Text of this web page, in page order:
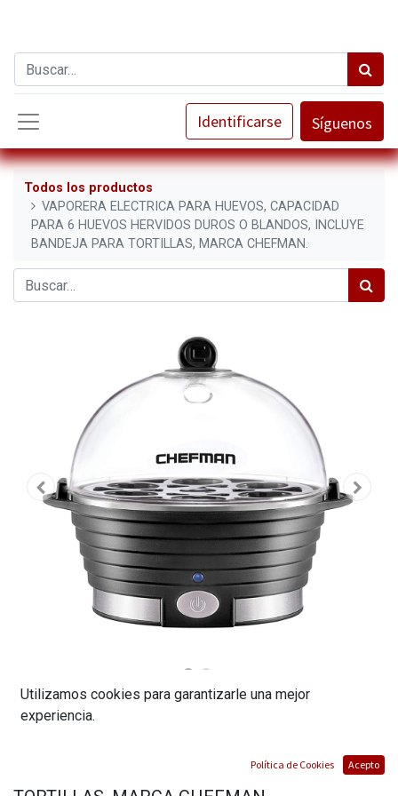
Identificarse Síguenos
Todos los productos
VAPORERA ELECTRICA PARA HUEVOS, CAPACIDAD
PARA 6 HUEVOS HERVIDOS DUROS O BLANDOS, INCLUYE
BANDEJA PARA TORTILLAS, MARCA CHEFMAN.
VAPORERA ELECTRICA PARA HUEVOS,
DUROS O BLANDOS, INCLUYE BANDEJA PARA
Utilizamos cookies para garantizarle una mejor
experiencia.
Política de Cookies Acepto